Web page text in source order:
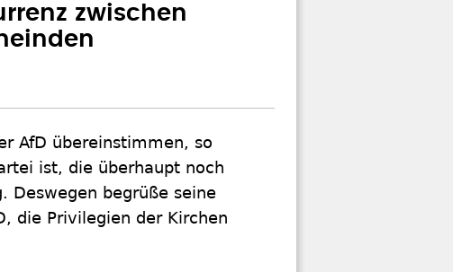
zwischen
AfD übereinstimmen, so
ist, die überhaupt noch
Deswegen begrüße seine
die Privilegien der Kirchen